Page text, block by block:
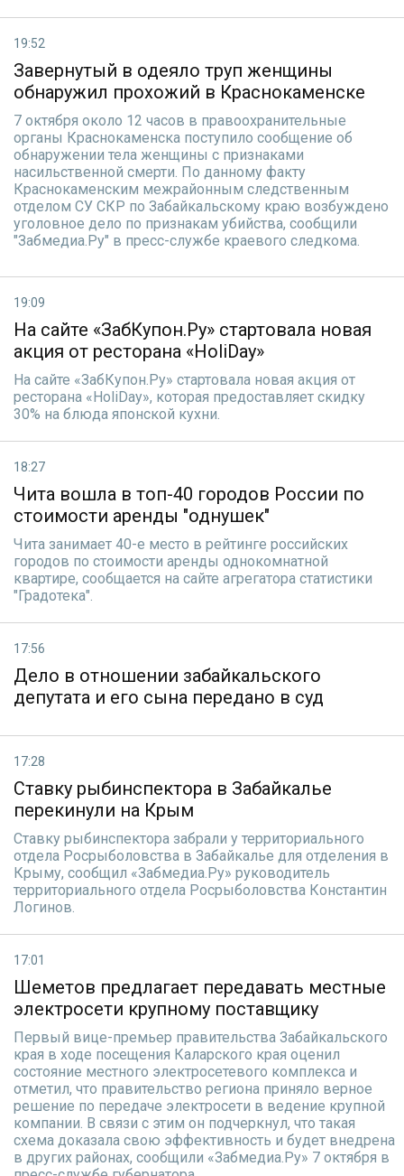
19:52
Завернутый в одеяло труп женщины
обнаружил прохожий в Краснокаменске
7 октября около 12 часов в правоохранительные
органы Краснокаменска поступило сообщение об
обнаружении тела женщины с признаками
насильственной смерти. По данному факту
Краснокаменским межрайонным следственным
отделом СУ СКР по Забайкальскому краю возбуждено
уголовное дело по признакам убийства, сообщили
"Забмедиа.Ру" в пресс-службе краевого следкома.
19:09
На сайте «ЗабКупон.Ру» стартовала новая
акция от ресторана «HoliDay»
На сайте «ЗабКупон.Ру» стартовала новая акция от
ресторана «HoliDay», которая предоставляет скидку
30% на блюда японской кухни.
18:27
Чита вошла в топ-40 городов России по
стоимости аренды "однушек"
Чита занимает 40-е место в рейтинге российских
городов по стоимости аренды однокомнатной
квартире, сообщается на сайте агрегатора статистики
"Градотека".
17:56
Дело в отношении забайкальского
депутата и его сына передано в суд
17:28
Ставку рыбинспектора в Забайкалье
перекинули на Крым
Ставку рыбинспектора забрали у территориального
отдела Росрыболовства в Забайкалье для отделения в
Крыму, сообщил «Забмедиа.Ру» руководитель
территориального отдела Росрыболовства Константин
Логинов.
17:01
Шеметов предлагает передавать местные
электросети крупному поставщику
Первый вице-премьер правительства Забайкальского
края в ходе посещения Каларского края оценил
состояние местного электросетевого комплекса и
отметил, что правительство региона приняло верное
решение по передаче электросети в ведение крупной
компании. В связи с этим он подчеркнул, что такая
схема доказала свою эффективность и будет внедрена
в других районах, сообщили «Забмедиа.Ру» 7 октября в